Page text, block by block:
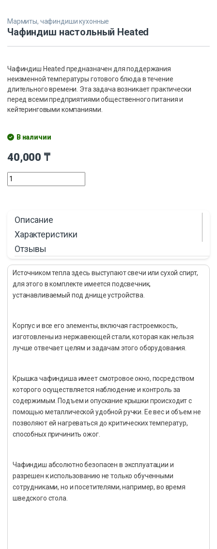
Мармиты, чафиндиши кухонные
Чафиндиш настольный Heated
Чафиндиш Heated предназначен для поддержания
неизменной температуры готового блюда в течение
длительного времени. Эта задача возникает практически
перед всеми предприятиями общественного питания и
кейтеринговыми компаниями.
В наличии
40,000 ₸
Описание
Характеристики
Отзывы
Источником тепла здесь выступают свечи или сухой спирт,
для этого в комплекте имеется подсвечник,
устанавливаемый под днище устройства.
Корпус и все его элементы, включая гастроемкость,
изготовлены из нержавеющей стали, которая как нельзя
лучше отвечает целям и задачам этого оборудования.
Крышка чафиндиша имеет смотровое окно, посредством
которого осуществляется наблюдение и контроль за
содержимым. Подъем и опускание крышки происходит с
помощью металлической удобной ручки. Ее вес и объем не
позволяют ей нагреваться до критических температур,
способных причинить ожог.
Чафиндиш абсолютно безопасен в эксплуатации и
разрешен к использованию не только обученными
сотрудниками, но и посетителями, например, во время
шведского стола.